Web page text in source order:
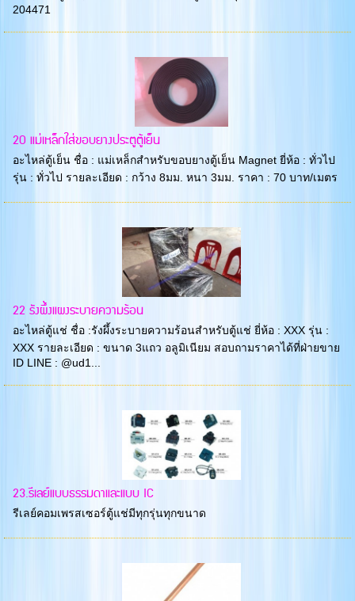
204471
20 แม่เหล็กใส่ขอบยางประตูตู้เย็น
อะไหล่ตู้เย็น ชื่อ : แม่เหล็กสำหรับขอบยางตู้เย็น Magnet ยี่ห้อ : ทั่วไป
รุ่น : ทั่วไป รายละเอียด : กว้าง 8มม. หนา 3มม. ราคา : 70 บาท/เมตร
22 รังผึ้งแผงระบายความร้อน
อะไหล่ตู้แช่ ชื่อ :รังผึ้งระบายความร้อนสำหรับตู้แช่ ยี่ห้อ : XXX รุ่น :
XXX รายละเอียด : ขนาด 3แถว อลูมิเนียม สอบถามราคาได้ที่ฝ่ายขาย
ID LINE : @ud1...
23.รีเลย์แบบธรรมดาและแบบ IC
รีเลย์คอมเพรสเซอร์ตู้แช่มีทุกรุ่นทุกขนาด